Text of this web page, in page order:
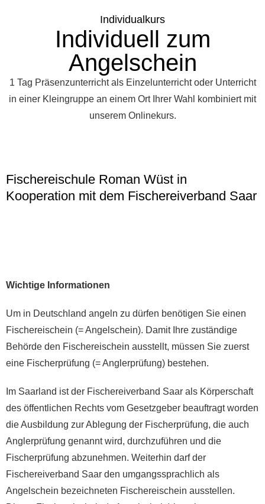
Individualkurs
Individuell zum
Angelschein
1 Tag Präsenzunterricht als Einzelunterricht oder Unterricht
in einer Kleingruppe an einem Ort Ihrer Wahl kombiniert mit
unserem Onlinekurs.
Fischereischule Roman Wüst in
Kooperation mit dem Fischereiverband Saar
Wichtige Informationen
Um in Deutschland angeln zu dürfen benötigen Sie einen
Fischereischein (= Angelschein). Damit Ihre zuständige
Behörde den Fischereischein ausstellt, müssen Sie zuerst
eine Fischerprüfung (= Anglerprüfung) bestehen.
Im Saarland ist der Fischereiverband Saar als Körperschaft
des öffentlichen Rechts vom Gesetzgeber beauftragt worden
die Ausbildung zur Ablegung der Fischerprüfung, die auch
Anglerprüfung genannt wird, durchzuführen und die
Fischerprüfung abzunehmen. Weiterhin darf der
Fischereiverband Saar den umgangssprachlich als
Angelschein bezeichneten Fischereischein ausstellen.